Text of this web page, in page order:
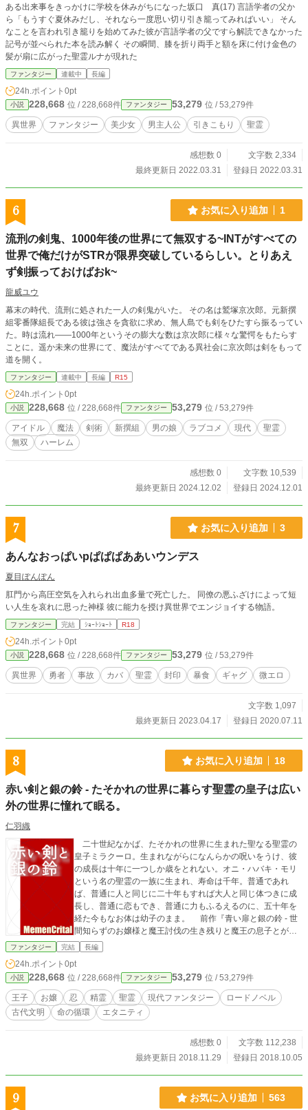
ある出来事をきっかけに学校を休みがちになった坂口 真(17) 言語学者の父か
ら「もうすぐ夏休みだし、それなら一度思い切り引き籠ってみればいい」 そん
なことを言われ引き籠りを始めてみた彼が言語学者の父ですら解読できなかった
記号が並べられた本を読み解く その瞬間、膝を折り両手と額を床に付け金色の
髪が扇に広がった聖霊ルナが現れた
ファンタジー 連載中 長編
24h.ポイント 0pt
小説 228,668 位 / 228,668件 ファンタジー 53,279 位 / 53,279件
異世界 ファンタジー 美少女 男主人公 引きこもり 聖霊
感想数 0
文字数 2,334
最終更新日 2022.03.31
登録日 2022.03.31
6 お気に入り追加 1
流刑の剣鬼、1000年後の世界にて無双する~INTがすべての
世界で俺だけがSTRが限界突破しているらしい。とりあえ
ず剣振っておけばおk~
龍威ユウ
幕末の時代、流刑に処された一人の剣鬼がいた。 その名は鷲塚京次郎。元新撰
組零番隊組長である彼は強さを貪欲に求め、無人島でも剣をひたすら振るってい
た。時は流れ――1000年というその膨大な数は京次郎に様々な驚愕をもたらす
ことに。遥か未来の世界にて、魔法がすべてである異社会に京次郎は剣をもって
道を開く。
ファンタジー 連載中 長編 R15
24h.ポイント 0pt
小説 228,668 位 / 228,668件 ファンタジー 53,279 位 / 53,279件
アイドル 魔法 剣術 新撰組 男の娘 ラブコメ 現代
聖霊
無双
ハーレム
感想数 0
文字数 10,539
最終更新日 2024.12.02
登録日 2024.12.01
7 お気に入り追加 3
あんなおっぱいpぱぱぱああいウンデス
夏目ぽんぽん
肛門から高圧空気を入れられ出血多量で死亡した。 同僚の悪ふざけによって短
い人生を哀れに思った神様 彼に能力を授け異世界でエンジョイする物語。
ファンタジー 完結 ｼｮｰﾄｼｮｰﾄ R18
24h.ポイント 0pt
小説 228,668 位 / 228,668件 ファンタジー 53,279 位 / 53,279件
異世界 勇者 事故 カバ 聖霊 封印 暴食 ギャグ 微エロ
文字数 1,097
最終更新日 2023.04.17
登録日 2020.07.11
8 お気に入り追加 18
赤い剣と銀の鈴 - たそかれの世界に暮らす聖霊の皇子は広い
外の世界に憧れて眠る。
仁羽織
二十世紀なかば、たそかれの世界に生まれた聖なる聖霊の
皇子ミラクーロ。生まれながらになんらかの呪いをうけ、彼
の成長は十年に一つしか歳をとれない。オニ・ハバキ・モリ
という名の聖霊の一族に生まれ、寿命は千年。普通であれ
ば、普通に人と同じに二十年もすれば大人と同じ体つきに成
長し、普通に恋もでき、普通に力もふるえるのに、五十年を
経た今もなお体は幼子のまま。 前作『青い扉と銀の鈴 - 世
間知らずのお嬢様と魔王討伐の生き残りと魔王の息子とが出
逢った頃の物語』から半年後の物語。今回は、ミラクーロく
よぶロード・ファンタジー。 *- -* 年表 1968年 04月18
日 ミラクーロ・フィリオス・アイオリア 『たそかれの世
界』アイオリアに誕生 1987年 08月10日 影井徐次郎
日本に誕生 2000年 10月10日 10月10日 レイミリア・
ブラウンシュタイン・コーネリアス・ラ・グランスマイル
0日 『たそかれの世界』アイオリアのハリル山洞窟奥にあ
る、地底湖カムイ=アイリ湖にて、三人が遭遇。直後に失踪。
（使用者ミラクーロ）で、三人は大洋へ。 … 2018
年 11月19日 目的の『海の精霊』が見つからず、三人は日
ファンタジー 完結 長編
24h.ポイント 0pt
小説 228,668 位 / 228,668件 ファンタジー 53,279 位 / 53,279件
王子 お嬢 忍 精霊 聖霊 現代ファンタジー
ロードノベル
古代文明
命の循環 エタニティ
感想数 0
文字数 112,238
最終更新日 2018.11.29
登録日 2018.10.05
9 お気に入り追加 563